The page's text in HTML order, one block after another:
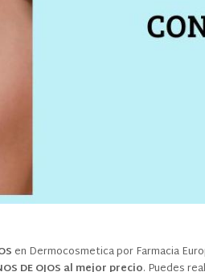
en Dermocosmetica por Farmacia